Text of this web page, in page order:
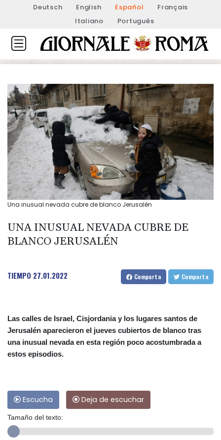
Deutsch English Español
Français
Italiano
Português
Una inusual nevada cubre de blanco Jerusalén
UNA INUSUAL NEVADA CUBRE DE
BLANCO JERUSALÉN
TIEMPO 27.01.2022 Comparta Comparta
Las calles de Israel, Cisjordania y los lugares santos de
Jerusalén aparecieron el jueves cubiertos de blanco tras
una inusual nevada en esta región poco acostumbrada a
estos episodios.
Escucha Deja de escuchar
Tamaño del texto: